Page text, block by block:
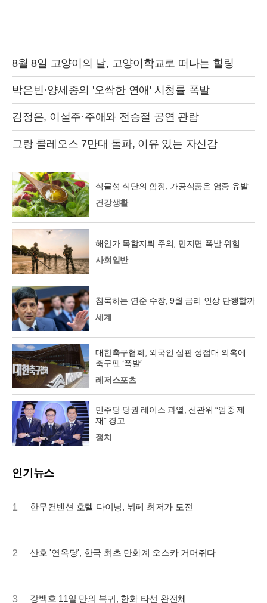
8월 8일 고양이의 날, 고양이학교로 떠나는 힐링
박은빈·양세종의 '오싹한 연애' 시청률 폭발
김정은, 이설주·주애와 전승절 공연 관람
그랑 콜레오스 7만대 돌파, 이유 있는 자신감
식물성 식단의 함정, 가공식품은 염증 유발
건강생활
해안가 목함지뢰 주의, 만지면 폭발 위험
사회일반
침묵하는 연준 수장, 9월 금리 인상 단행할까
세계
대한축구협회, 외국인 심판 성접대 의혹에
축구팬 ‘폭발’
레저스포츠
민주당 당권 레이스 과열, 선관위 “엄중 제
재” 경고
정치
인기뉴스
1 한무컨벤션 호텔 다이닝, 뷔페 최저가 도전
2 산호 '연옥당', 한국 최초 만화계 오스카 거머쥐다
3 강백호 11일 만의 복귀, 한화 타선 완전체